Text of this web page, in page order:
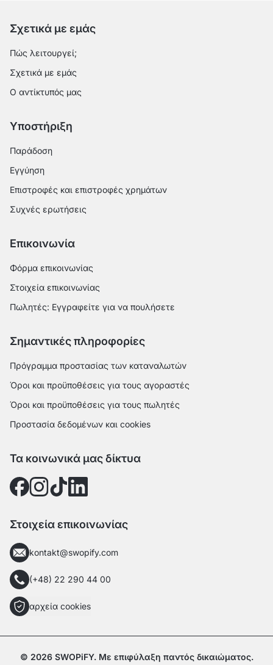
Σχετικά με εμάς
Πώς λειτουργεί;
Σχετικά με εμάς
Ο αντίκτυπός μας
Υποστήριξη
Παράδοση
Εγγύηση
Επιστροφές και επιστροφές χρημάτων
Συχνές ερωτήσεις
Επικοινωνία
Φόρμα επικοινωνίας
Στοιχεία επικοινωνίας
Πωλητές: Εγγραφείτε για να πουλήσετε
Σημαντικές πληροφορίες
Πρόγραμμα προστασίας των καταναλωτών
Όροι και προϋποθέσεις για τους αγοραστές
Όροι και προϋποθέσεις για τους πωλητές
Προστασία δεδομένων και cookies
Τα κοινωνικά μας δίκτυα
Στοιχεία επικοινωνίας
kontakt@swopify.com
(+48) 22 290 44 00
αρχεία cookies
© 2026 SWOPiFY. Με επιφύλαξη παντός δικαιώματος.